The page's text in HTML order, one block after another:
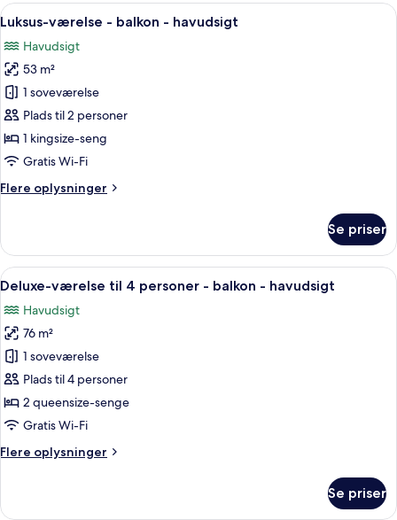
havudsigt
Indlæs
alle
billeder
af
Luksus-
værelse
-
balkon
havudsigt
Et soveværelse med en stor seng,
11
Luksus-værelse - balkon - havudsigt
Havudsigt
53 m²
1 soveværelse
Plads til 2 personer
1 kingsize-seng
Gratis Wi-Fi
Flere oplysninger
Flere
værelse
balkon
havudsigt
Se priser
Indlæs
alle
billeder
af
Deluxe-
værelse
til
4
-
Et rummeligt soveværelse med en
16
Deluxe-værelse til 4 personer - balkon - havudsigt
Havudsigt
76 m²
1 soveværelse
Plads til 4 personer
2 queensize-senge
Gratis Wi-Fi
Flere oplysninger
Flere
værelse
Se priser